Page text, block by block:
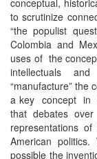
conceptual,
to scrutinize
“the populist
Colombia and
uses of the
intellectuals
“manufacture”
a key concept in
that debates over
representations of
American
possible the